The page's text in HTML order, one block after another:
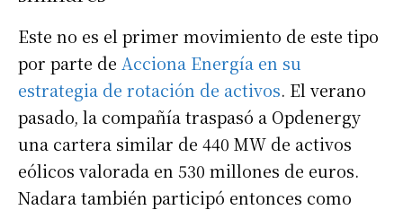
Este no es el primer movimiento de este tipo
por parte de Acciona Energía en su
estrategia de rotación de activos. El verano
pasado, la compañía traspasó a Opdenergy
una cartera similar de 440 MW de activos
eólicos valorada en 530 millones de euros.
Nadara también participó entonces como